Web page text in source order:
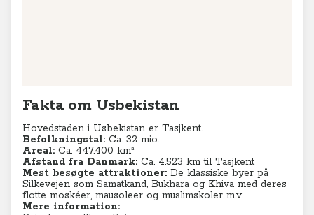
Fakta om Usbekistan
Hovedstaden i Usbekistan er Tasjkent.
Befolkningstal: Ca. 32 mio.
Areal: Ca. 447.400 km²
Afstand fra Danmark: Ca. 4.523 km til Tasjkent
Mest besøgte attraktioner: De klassiske byer på
Silkevejen som Samatkand, Bukhara og Khiva med deres
flotte moskéer, mausoleer og muslimskoler m.v.
Mere information: